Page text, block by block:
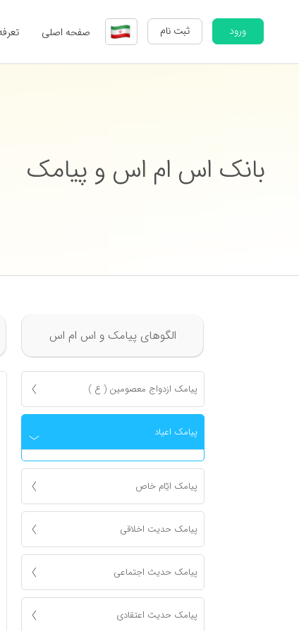
ورود ثبت نام صفحه اصلی
بانک اس ام اس و پیامک
الگوهای پیامک و اس ام اس
پیامک ازدواج معصومين ( ع )
پیامک اعياد
پیامک ايّام خاص
پیامک حدیت اخلاقی
پیامک حدیث اجتماعی
پیامک حدیث اعتقادی